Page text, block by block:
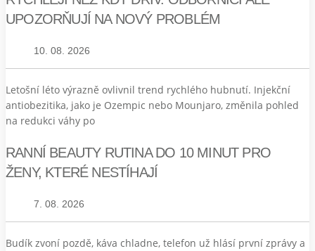
UPOZORŇUJÍ NA NOVÝ PROBLÉM
10. 08. 2026
Letošní léto výrazně ovlivnil trend rychlého hubnutí. Injekční
antiobezitika, jako je Ozempic nebo Mounjaro, změnila pohled
na redukci váhy po
RANNÍ BEAUTY RUTINA DO 10 MINUT PRO
ŽENY, KTERÉ NESTÍHAJÍ
7. 08. 2026
Budík zvoní pozdě, káva chladne, telefon už hlásí první zprávy a